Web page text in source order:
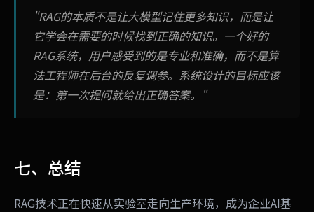
"RAG的本质不是让大模型记住更多知识，而是让
它学会在需要的时候找到正确的知识。一个好的
RAG系统，用户感受到的是专业和准确，而不是算
法工程师在后台的反复调参。系统设计的目标应该
是：第一次提问就给出正确答案。"
七、总结
RAG技术正在快速从实验室走向生产环境，成为企业AI基